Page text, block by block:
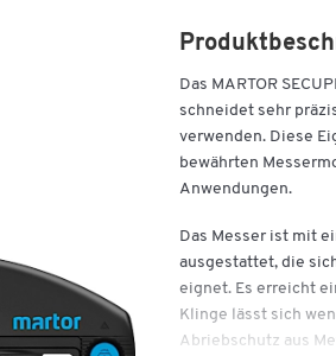
Das MARTOR
schneidet sehr
verwenden. Diese
bewährten
Anwendungen.
Das Messer ist mit
ausgestattet, die
eignet. Es erreicht
Klinge lässt sich
Abriebschutz aus